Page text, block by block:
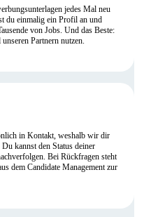
jedes Mal neu
du einmalig ein Profil an und
von Jobs. Und das Beste:
Partnern nutzen.
in Kontakt, weshalb wir dir
kannst den Status deiner
Bei Rückfragen steht
dem Candidate Management zur